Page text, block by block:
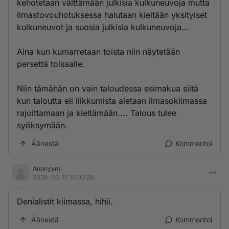
kehotetaan välttämään julkisia kulkuneuvoja mutta
ilmastovouhotuksessa halutaan kieltään yksityiset
kulkuneuvot ja suosia julkisia kulkuneuvoja...
Aina kun kumarretaan toista niin näytetään
persettä toisaalle.
Niin tämähän on vain taloudessa esimakua siitä
kun taloutta eli liikkumista aletaan ilmasokiimassa
rajoittamaan ja kieltämään.... Talous tulee
syöksymään.
Äänestä Kommentoi
Anonyymi
2020-03-17 10:32:28
Denialistit kiimassa, hihii.
Äänestä Kommentoi